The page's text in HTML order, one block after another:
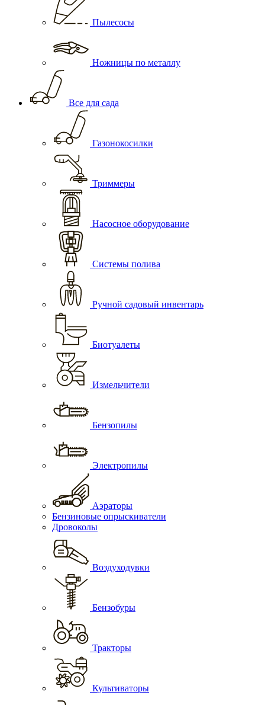
Пылесосы
Ножницы по металлу
Все для сада
Газонокосилки
Триммеры
Насосное оборудование
Системы полива
Ручной садовый инвентарь
Биотуалеты
Измельчители
Бензопилы
Электропилы
Аэраторы
Бензиновые опрыскиватели
Дровоколы
Воздуходувки
Бензобуры
Тракторы
Культиваторы